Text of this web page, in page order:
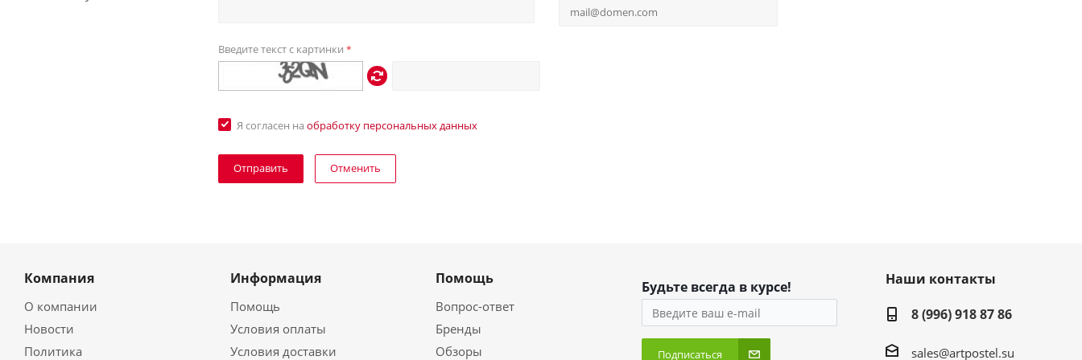
Введите текст с картинки*
Я согласен наобработку персональных данных
Отменить
Компания
О компании
Новости
Политика
Информация
Помощь
Условия оплаты
Условия доставки
Помощь
Вопрос-ответ
Бренды
Обзоры
Будьте всегда в курсе!
Подписаться
Наши контакты
8 (996) 918 87 86
sales@artpostel.su